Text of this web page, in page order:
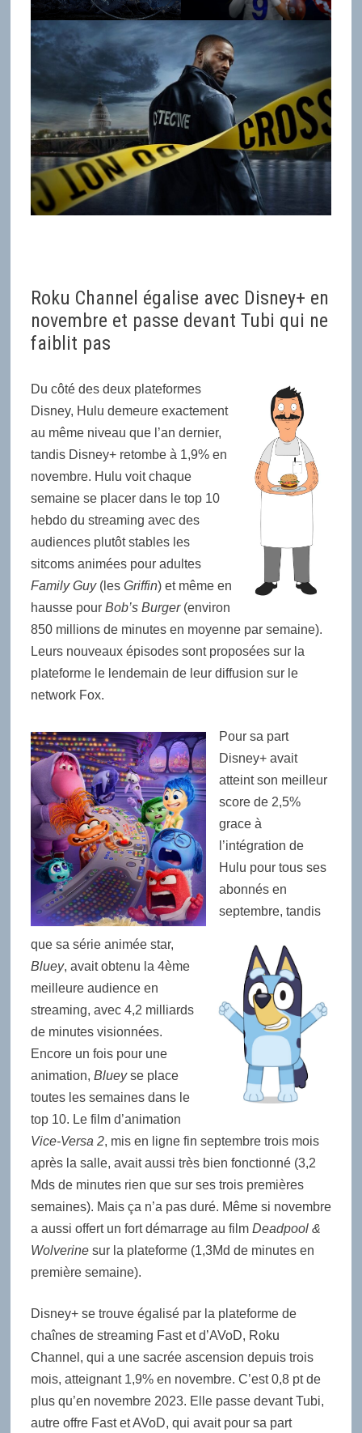
Roku Channel égalise avec Disney+ en
novembre et passe devant Tubi qui ne
faiblit pas
Du côté des deux plateformes
Disney, Hulu demeure exactement
au même niveau que l’an dernier,
tandis Disney+ retombe à 1,9% en
novembre. Hulu voit chaque
semaine se placer dans le top 10
hebdo du streaming avec des
audiences plutôt stables les
sitcoms animées pour adultes
Family Guy(les Griffin) et même en
hausse pour Bob’s Burger(environ
850 millions de minutes en moyenne par semaine).
Leurs nouveaux épisodes sont proposées sur la
plateforme le lendemain de leur diffusion sur le
network Fox.
Pour sa part
Disney+ avait
atteint son meilleur
score de 2,5%
grace à
l’intégration de
Hulu pour tous ses
abonnés en
septembre, tandis
que sa série animée star,
Bluey, avait obtenu la 4ème
meilleure audience en
streaming, avec 4,2 milliards
de minutes visionnées.
Encore un fois pour une
animation, Blueyse place
toutes les semaines dans le
top 10. Le film d’animation
Vice-Versa 2, mis en ligne fin septembre trois mois
après la salle, avait aussi très bien fonctionné (3,2
Mds de minutes rien que sur ses trois premières
semaines). Mais ça n’a pas duré. Même si novembre
a aussi offert un fort démarrage au film Deadpool &
Wolverinesur la plateforme (1,3Md de minutes en
première semaine).
Disney+ se trouve égalisé par la plateforme de
chaînes de streaming Fast et d’AVoD, Roku
Channel, qui a une sacrée ascension depuis trois
mois, atteignant 1,9% en novembre. C’est 0,8 pt de
plus qu’en novembre 2023. Elle passe devant Tubi,
autre offre Fast et AVoD, qui avait pour sa part